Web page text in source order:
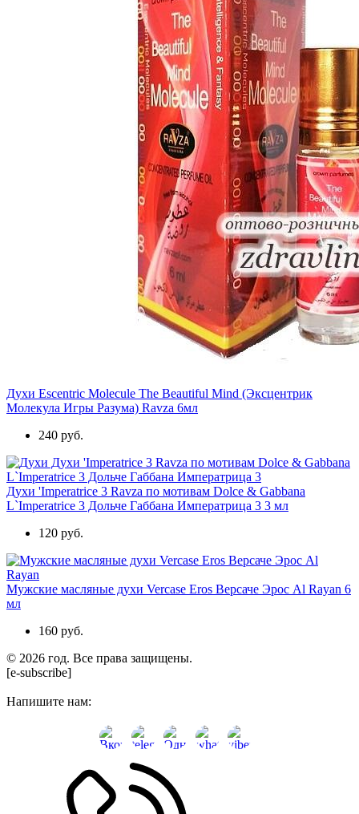
Духи Escentric Molecule The Beautiful Mind (Эксцентрик
Молекула Игры Разума) Ravza 6мл
240 руб.
Духи 'Imperatrice 3 Ravza по мотивам Dolce & Gabbana
L`Imperatrice 3 Дольче Габбана Императрица 3 3 мл
120 руб.
Мужские масляные духи Vercase Eros Версаче Эрос Al Rayan 6
мл
160 руб.
© 2026 год. Все права защищены.
[e-subscribe]
Напишите нам: